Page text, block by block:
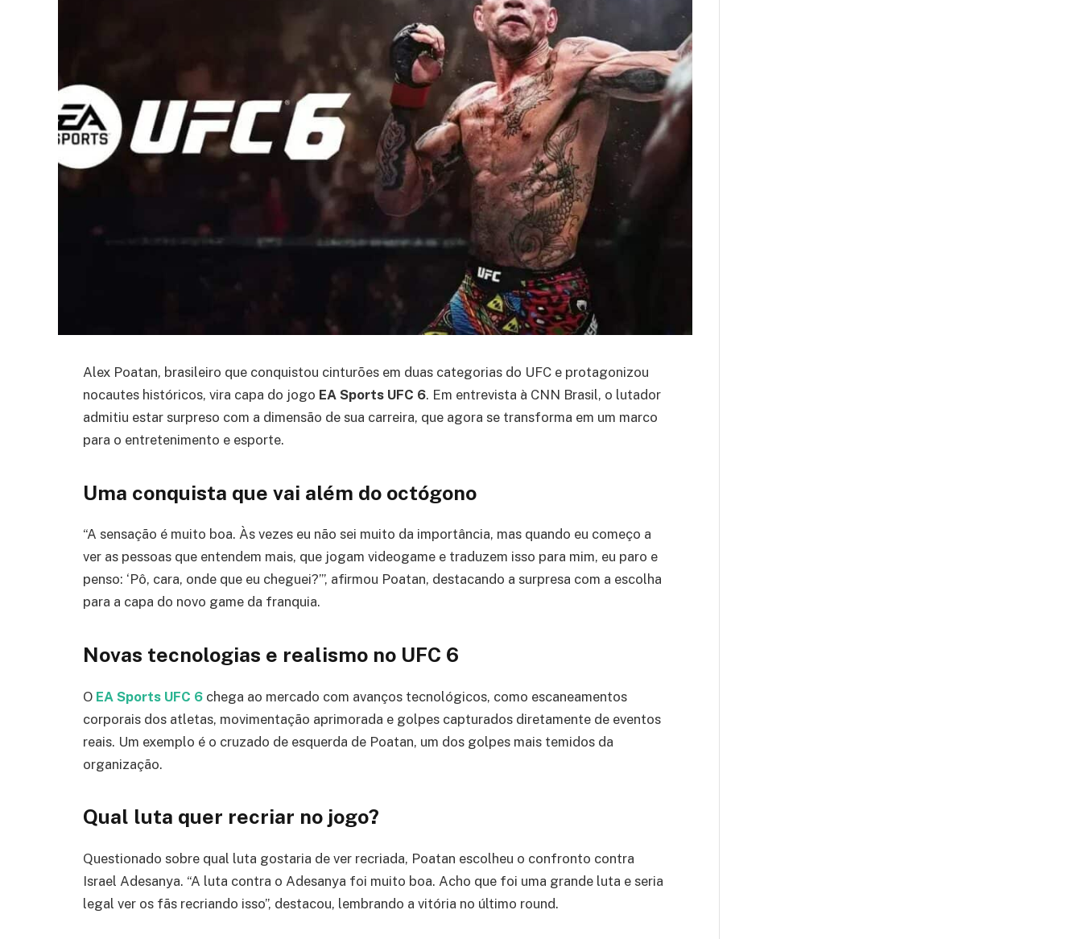
Alex Poatan, brasileiro que conquistou cinturões em duas categorias do UFC e protagonizou
nocautes históricos, vira capa do jogo EA Sports UFC 6. Em entrevista à CNN Brasil, o lutador
admitiu estar surpreso com a dimensão de sua carreira, que agora se transforma em um marco
para o entretenimento e esporte.
Uma conquista que vai além do octógono
“A sensação é muito boa. Às vezes eu não sei muito da importância, mas quando eu começo a
ver as pessoas que entendem mais, que jogam videogame e traduzem isso para mim, eu paro e
penso: ‘Pô, cara, onde que eu cheguei?’”, afirmou Poatan, destacando a surpresa com a escolha
para a capa do novo game da franquia.
Novas tecnologias e realismo no UFC 6
O EA Sports UFC 6 chega ao mercado com avanços tecnológicos, como escaneamentos
corporais dos atletas, movimentação aprimorada e golpes capturados diretamente de eventos
reais. Um exemplo é o cruzado de esquerda de Poatan, um dos golpes mais temidos da
organização.
Qual luta quer recriar no jogo?
Questionado sobre qual luta gostaria de ver recriada, Poatan escolheu o confronto contra
Israel Adesanya. “A luta contra o Adesanya foi muito boa. Acho que foi uma grande luta e seria
legal ver os fãs recriando isso”, destacou, lembrando a vitória no último round.